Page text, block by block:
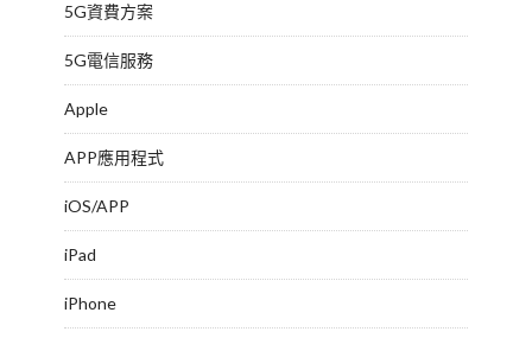
5G資費方案
5G電信服務
Apple
APP應用程式
iOS/APP
iPad
iPhone